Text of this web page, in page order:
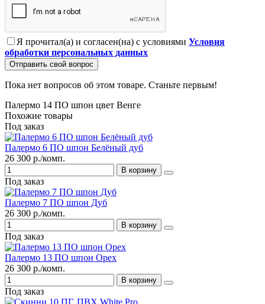
Я прочитал(а) и согласен(на) с условиями Условия
обработки персональных данных
Отправить свой вопрос
Пока нет вопросов об этом товаре. Станьте первым!
Палермо 14 ПО шпон цвет Венге
Похожие товары
Под заказ
Палермо 6 ПО шпон Белёный дуб
26 300 р./комп.
В корзину
Под заказ
Палермо 7 ПО шпон Дуб
26 300 р./комп.
В корзину
Под заказ
Палермо 13 ПО шпон Орех
26 300 р./комп.
В корзину
Под заказ